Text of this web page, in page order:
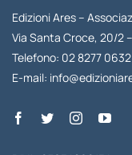
Edizioni Ares –
Via Santa Croce, 20/2
Telefono: 02 8277 0632
E-mail: